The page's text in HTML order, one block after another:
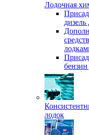
Лодочная
дизель
лодок